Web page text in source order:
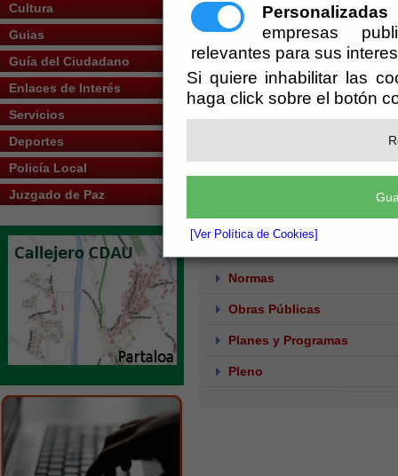
Personalizadas
empresas
relevantes para sus
Si quiere inhabilitar las
haga click sobre el botón
[Ver Política de Cookies]
Cultura
Guias
Guía del Ciudadano
Enlaces de Interés
Servicios
Deportes
Policía Local
Juzgado de Paz
Alcaldía
Anuncios Otras
Concesión de Servicios
Contratación de Servicios
Información Pública
Normas
Obras Públicas
Planes y Programas
Pleno